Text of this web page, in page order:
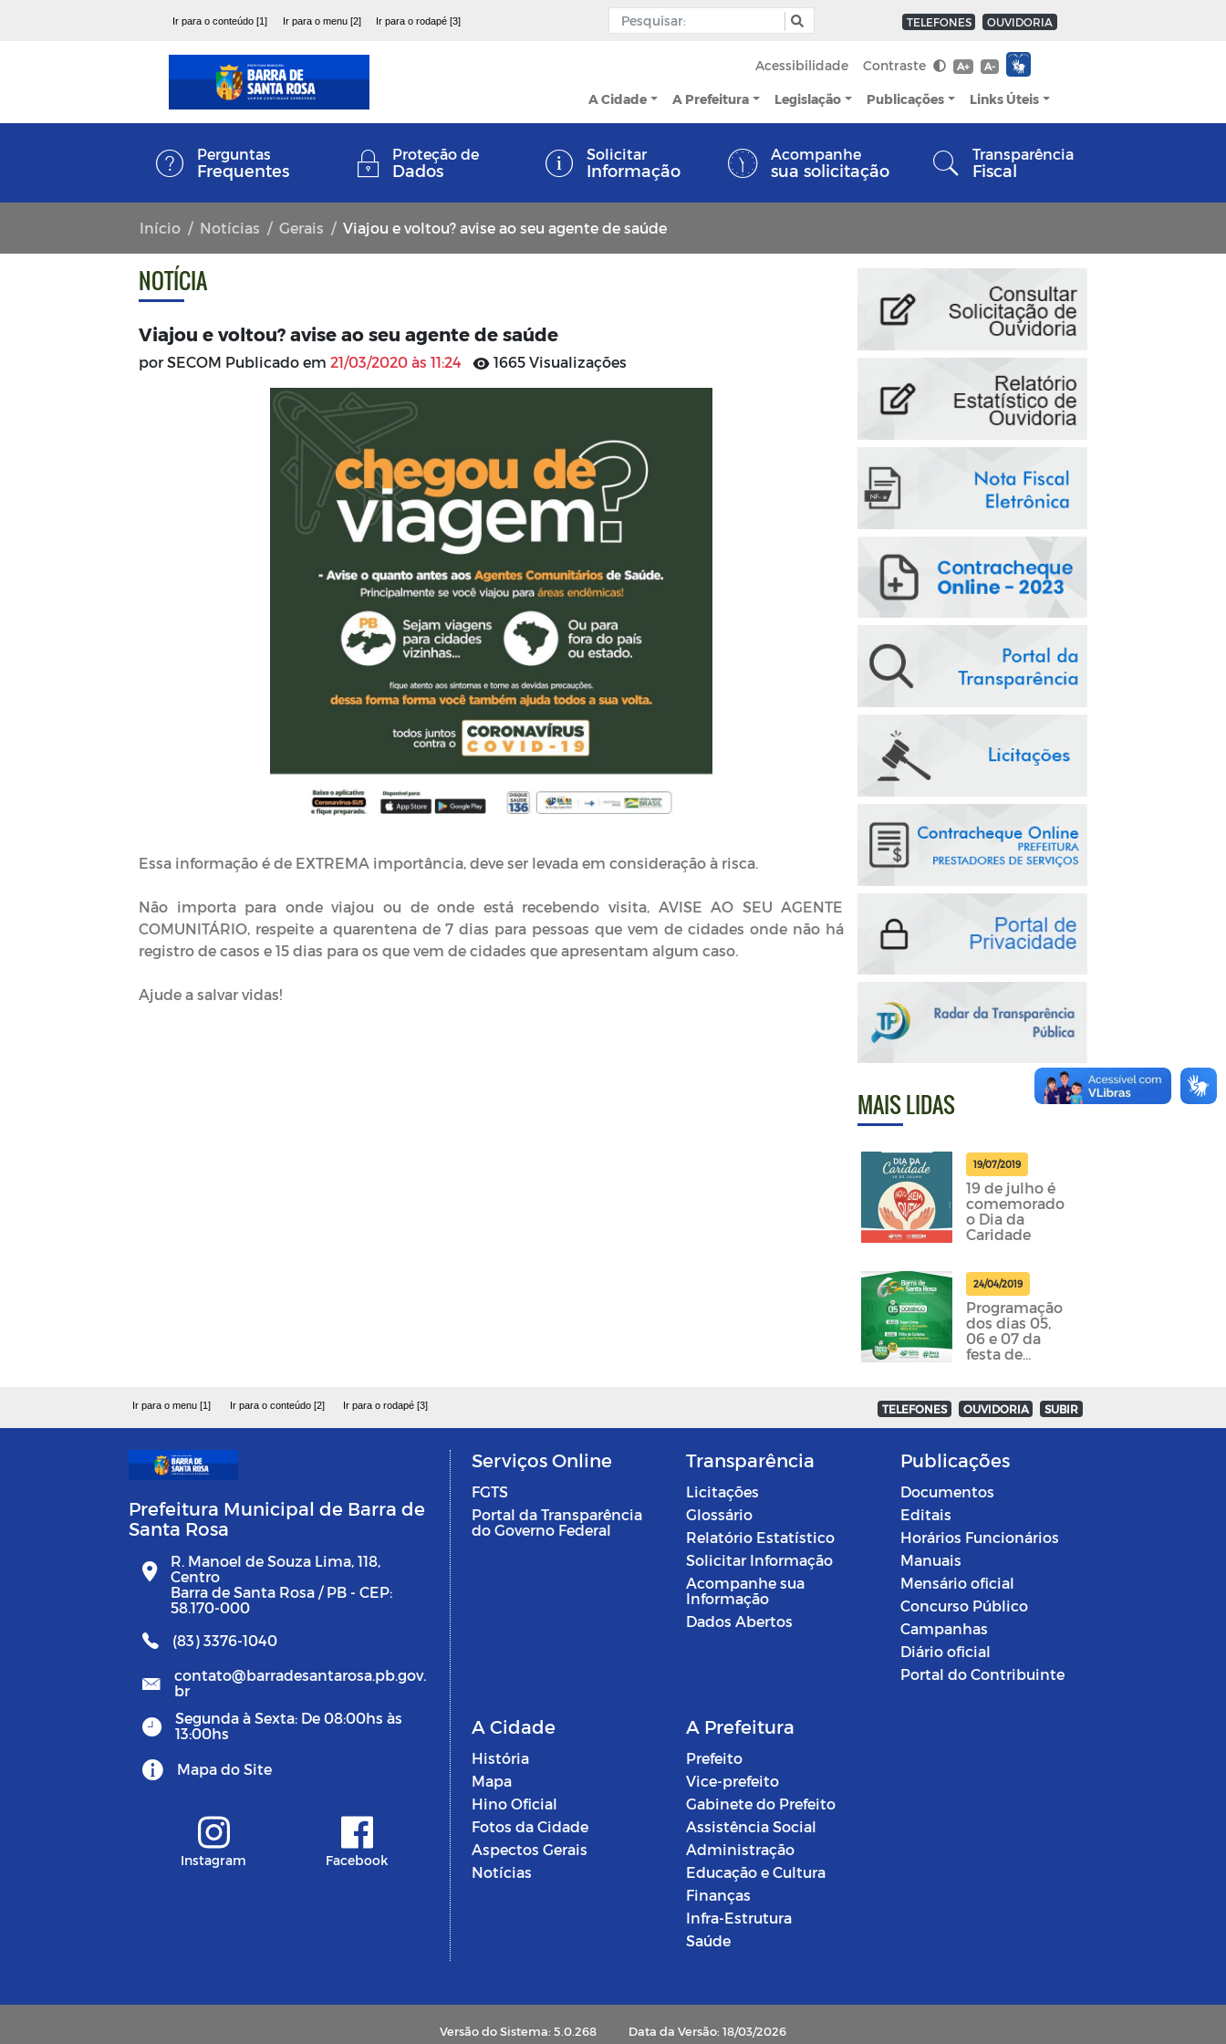
Ir para o conteúdo [1] Ir para o menu [2] Ir para o rodapé [3] TELEFONES OUVIDORIA
Acessibilidade Contraste A+ A-
A Cidade A Prefeitura Legislação Publicações Links Úteis
Perguntas
Frequentes
Proteção de
Dados
Solicitar
Informação
Acompanhe
sua solicitação
Transparência
Fiscal
Início Notícias Gerais Viajou e voltou? avise ao seu agente de saúde
NOTÍCIA
Viajou e voltou? avise ao seu agente de saúde
por SECOM Publicado em 21/03/2020 às 11:24 1665 Visualizações
Essa informação é de EXTREMA importância, deve ser levada em consideração à risca.
Não importa para onde viajou ou de onde está recebendo visita, AVISE AO SEU AGENTE
COMUNITÁRIO, respeite a quarentena de 7 dias para pessoas que vem de cidades onde não há
registro de casos e 15 dias para os que vem de cidades que apresentam algum caso.
Ajude a salvar vidas!
MAIS LIDAS
19/07/2019
19 de julho é
comemorado
o Dia da
Caridade
24/04/2019
Programação
dos dias 05,
06 e 07 da
festa de
foram
divulgadas
Ir para o menu [1] Ir para o conteúdo [2] Ir para o rodapé [3] TELEFONES OUVIDORIA SUBIR
Prefeitura Municipal de Barra de
Santa Rosa
R. Manoel de Souza Lima, 118,
Centro
Barra de Santa Rosa / PB - CEP:
58.170-000
(83) 3376-1040
contato@barradesantarosa.pb.gov.
br
Segunda à Sexta: De 08:00hs às
13:00hs
Mapa do Site
Instagram Facebook
Serviços Online
FGTS
Portal da Transparência
do Governo Federal
Transparência
Licitações
Glossário
Relatório Estatístico
Solicitar Informação
Acompanhe sua
Informação
Dados Abertos
Publicações
Documentos
Editais
Horários Funcionários
Manuais
Mensário oficial
Concurso Público
Campanhas
Diário oficial
Portal do Contribuinte
A Cidade
História
Mapa
Hino Oficial
Fotos da Cidade
Aspectos Gerais
Notícias
A Prefeitura
Prefeito
Vice-prefeito
Gabinete do Prefeito
Assistência Social
Administração
Educação e Cultura
Finanças
Infra-Estrutura
Saúde
Versão do Sistema: 5.0.268 Data da Versão: 18/03/2026